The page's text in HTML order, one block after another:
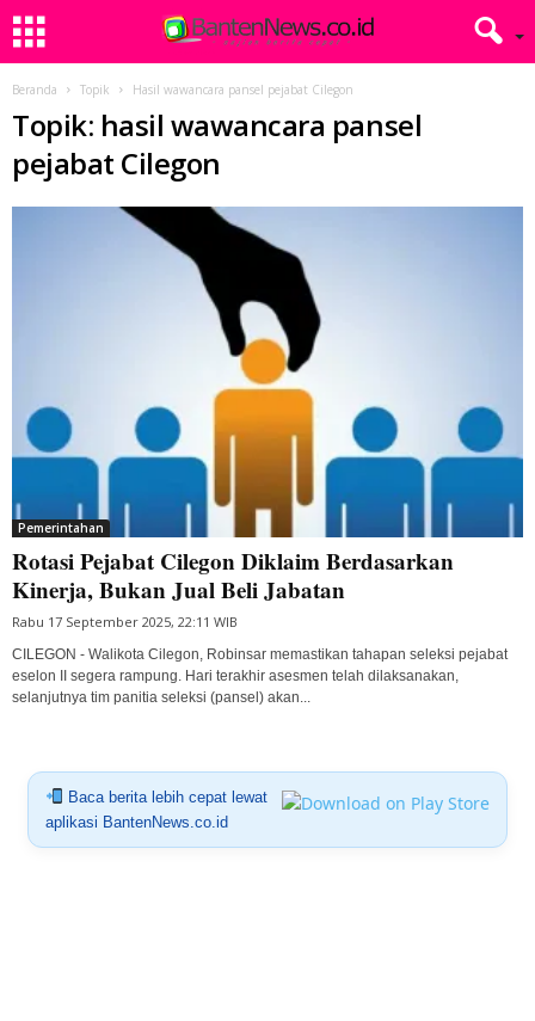
Beranda Topik Hasil wawancara pansel pejabat Cilegon
Topik: hasil wawancara pansel
pejabat Cilegon
Pemerintahan
Rotasi Pejabat Cilegon Diklaim Berdasarkan
Kinerja, Bukan Jual Beli Jabatan
Rabu 17 September 2025, 22:11 WIB
CILEGON - Walikota Cilegon, Robinsar memastikan tahapan seleksi pejabat
eselon II segera rampung. Hari terakhir asesmen telah dilaksanakan,
selanjutnya tim panitia seleksi (pansel) akan...
Baca berita lebih cepat lewat
aplikasi BantenNews.co.id